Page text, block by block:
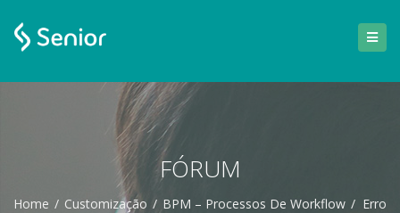
FÓRUM
Home / Customização / BPM – Processos De Workflow / Erro